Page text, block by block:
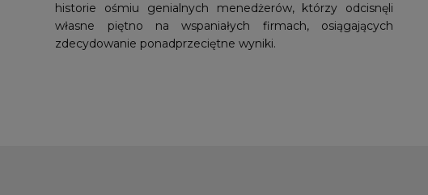
historie ośmiu genialnych menedżerów, którzy odcisnęli
własne piętno na wspaniałych firmach, osiągających
zdecydowanie ponadprzeciętne wyniki.